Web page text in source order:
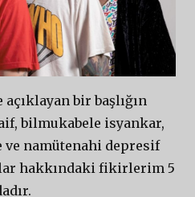
bir başlığın
bilmukabele isyankar,
namütenahi depresif
hakkındaki fikirlerim 5